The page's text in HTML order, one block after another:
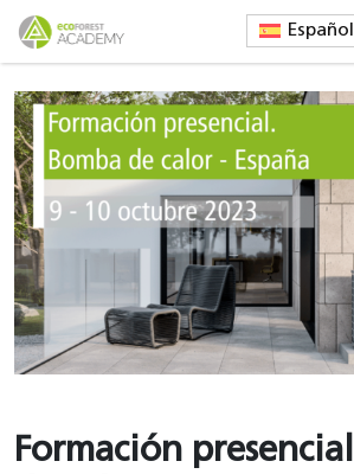
Español
Formación